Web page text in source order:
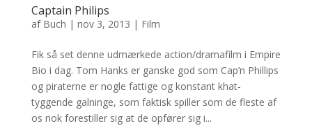
Captain Philips
af Buch | nov 3, 2013 | Film
Fik så set denne udmærkede action/dramafilm i Empire
Bio i dag. Tom Hanks er ganske god som Cap’n Phillips
og piraterne er nogle fattige og konstant khat-
tyggende galninge, som faktisk spiller som de fleste af
os nok forestiller sig at de opfører sig i...